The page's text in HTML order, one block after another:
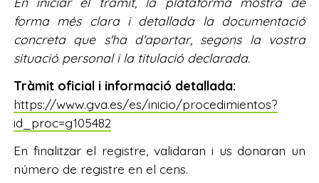
forma més clara i detallada la documentació
concreta que s'ha d'aportar, segons la vostra
situació personal i la titulació declarada.
Tràmit oficial i informació detallada:
https://www.gva.es/es/inicio/procedimientos?
id_proc=g105482
En finalitzar el registre, validaran i us donaran un
número de registre en el cens.